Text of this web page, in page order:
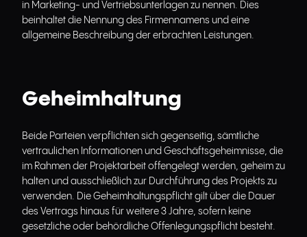
in Marketing- und Vertriebsunterlagen zu nennen. Dies
beinhaltet die Nennung des Firmennamens und eine
allgemeine Beschreibung der erbrachten Leistungen.
Geheimhaltung
Beide Parteien verpflichten sich gegenseitig, sämtliche
vertraulichen Informationen und Geschäftsgeheimnisse, die
im Rahmen der Projektarbeit offengelegt werden, geheim zu
halten und ausschließlich zur Durchführung des Projekts zu
verwenden. Die Geheimhaltungspflicht gilt über die Dauer
des Vertrags hinaus für weitere 3 Jahre, sofern keine
gesetzliche oder behördliche Offenlegungspflicht besteht.